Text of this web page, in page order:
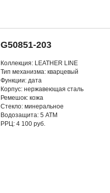
G50851-203
Коллекция: LEATHER LINE
Тип механизма: кварцевый
Функции: дата
Корпус: нержавеющая сталь
Ремешок: кожа
Стекло: минеральное
Водозащита: 5 АТМ
РРЦ: 4 100 руб.